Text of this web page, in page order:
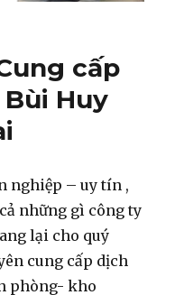
cấp
Huy
nghiệp – uy tín ,
những gì công ty
lại cho quý
cung cấp dịch
phòng- kho